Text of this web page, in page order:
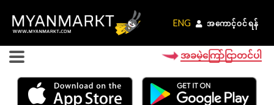
ENG အကောင့်ဝင်ရန်
ENG အကောင့်ဝင်ရန်
အခမဲ့ကြော်ငြာတင်ပါ